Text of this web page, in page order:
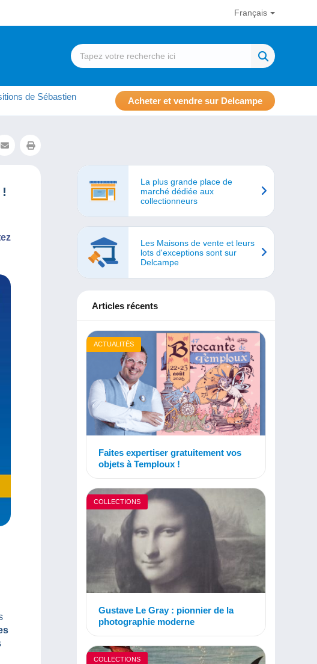
Français
de Sébastien
Acheter et vendre sur Delcampe
La plus grande place de
marché dédiée aux
collectionneurs
Les Maisons de vente et leurs
lots d'exceptions sont sur
Delcampe
Articles récents
ACTUALITÉS
Faites expertiser gratuitement vos
objets à Temploux !
COLLECTIONS
Gustave Le Gray : pionnier de la
photographie moderne
COLLECTIONS